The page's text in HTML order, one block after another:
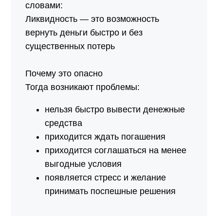
словами:
Ликвидность — это возможность
вернуть деньги быстро и без
существенных потерь
Почему это опасно
Тогда возникают проблемы:
нельзя быстро вывести денежные
средства
приходится ждать погашения
приходится соглашаться на менее
выгодные условия
появляется стресс и желание
принимать поспешные решения